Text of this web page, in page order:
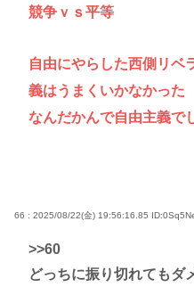
競争ｖｓ平等
自由にやらした西側リベ
義はうまくいかなかった
なんだかんで自由主義で
66 : 2025/08/22(金) 19:56:16.85
>>60
どっちに振り切れてもダ